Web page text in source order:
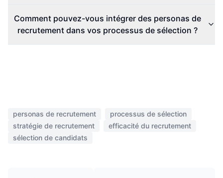
Comment pouvez-vous intégrer des personas de
recrutement dans vos processus de sélection ?
personas de recrutement
processus de sélection
stratégie de recrutement
efficacité du recrutement
sélection de candidats